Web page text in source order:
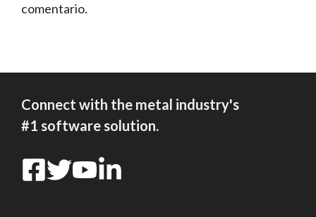
comentario.
Connect with the metal industry's
#1 software solution.